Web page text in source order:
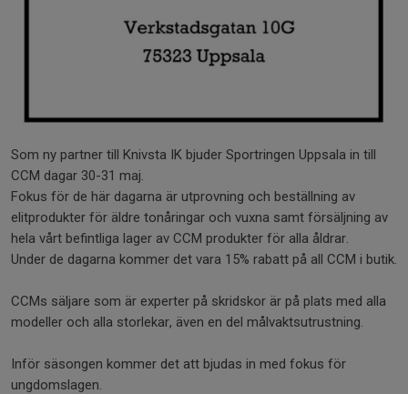
Som ny partner till Knivsta IK bjuder Sportringen Uppsala in till
CCM dagar 30-31 maj.
Fokus för de här dagarna är utprovning och beställning av
elitprodukter för äldre tonåringar och vuxna samt försäljning av
hela vårt befintliga lager av CCM produkter för alla åldrar.
Under de dagarna kommer det vara 15% rabatt på all CCM i butik.
CCMs säljare som är experter på skridskor är på plats med alla
modeller och alla storlekar, även en del målvaktsutrustning.
Inför säsongen kommer det att bjudas in med fokus för
ungdomslagen.